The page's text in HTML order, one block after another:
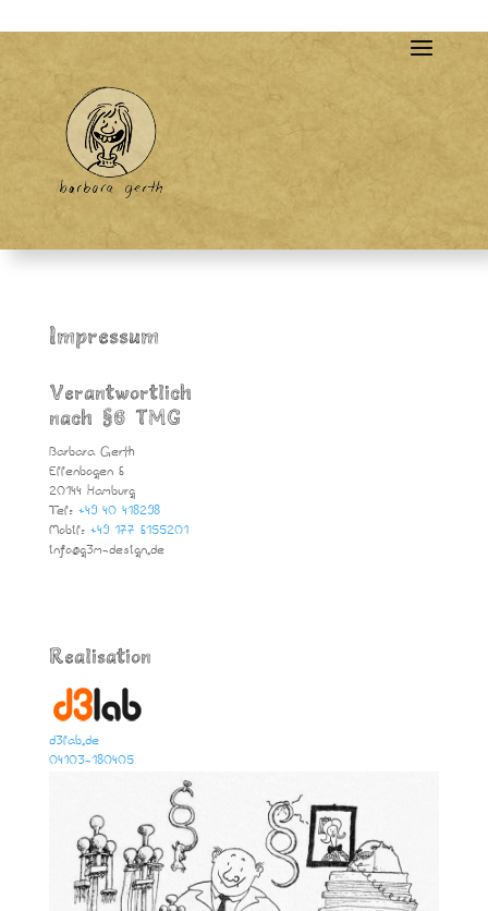
Impressum
Verantwortlich
nach §6 TMG
Barbara Gerth
Ellenbogen 6
20144 Hamburg
Tel: +49 40 418298
Mobil: +49 177 6155201
info@g3m-design.de
Realisation
d3lab.de
04103-180405